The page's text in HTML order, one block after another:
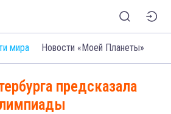
мира Новости «Моей Планеты»
предсказала